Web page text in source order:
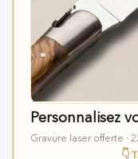
Personnalisez
Gravure laser offerte ·